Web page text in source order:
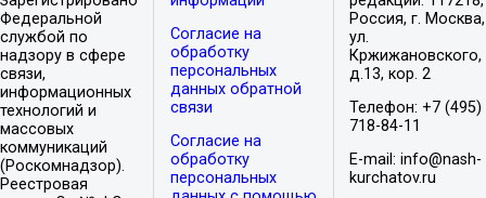
Федеральной
службой по
надзору в сфере
связи,
информационных
технологий и
массовых
коммуникаций
(Роскомнадзор).
Реестровая
Согласие на
обработку
персональных
данных обратной
связи
Согласие на
обработку
персональных
Россия, г. Москва,
ул.
Кржижановского,
д.13, кор. 2
Телефон: +7 (495)
718-84-11
E-mail: info@nash-
kurchatov.ru